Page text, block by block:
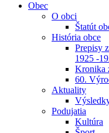
Obec
O obci
Štatút
História obce
Prepisy
1925 -
Kronika
60.
Aktuality
Podujatia
Kultúra